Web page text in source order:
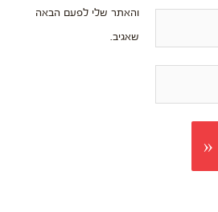
והאתר שלי לפעם הבאה
שאגיב.